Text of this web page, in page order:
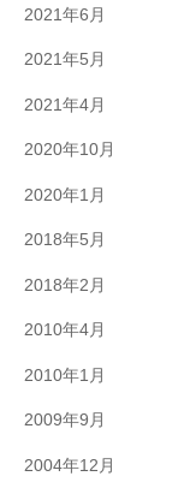
2021年6月
2021年5月
2021年4月
2020年10月
2020年1月
2018年5月
2018年2月
2010年4月
2010年1月
2009年9月
2004年12月